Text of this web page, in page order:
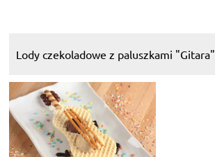
Lody czekoladowe z paluszkami "Gitara"